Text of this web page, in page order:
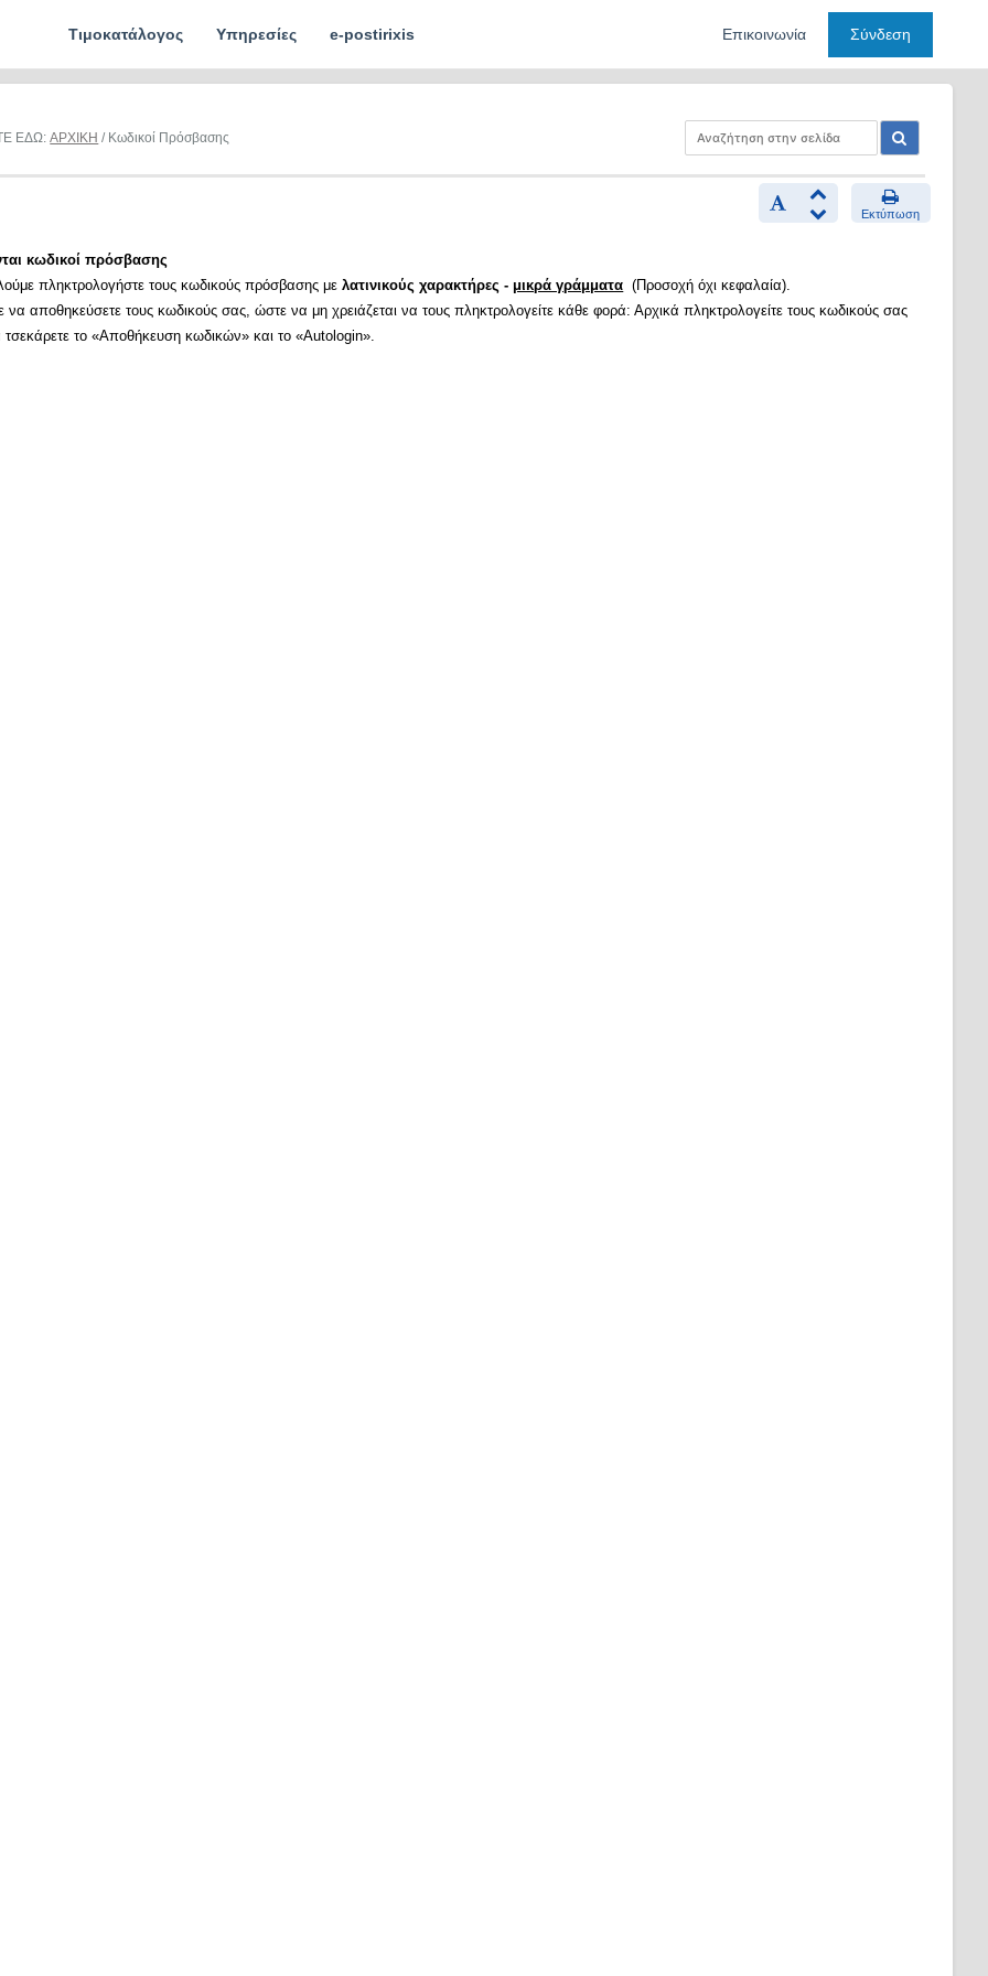
Τιμοκατάλογος Υπηρεσίες e-postirixis Επικοινωνία Σύνδεση
ΕΔΩ:ΑΡΧΙΚΗ / Κωδικοί Πρόσβασης
Εκτύπωση
κωδικοί πρόσβασης
πληκτρολογήστε τους κωδικούς πρόσβασης μελατινικούς χαρακτήρες - μικρά γράμματα (Προσοχή όχι κεφαλαία).
να αποθηκεύσετε τους κωδικούς σας, ώστε να μη χρειάζεται να τους πληκτρολογείτε κάθε φορά: Αρχικά πληκτρολογείτε τους κωδικούς σας
τσεκάρετε το «Αποθήκευση κωδικών» και το «Autologin».